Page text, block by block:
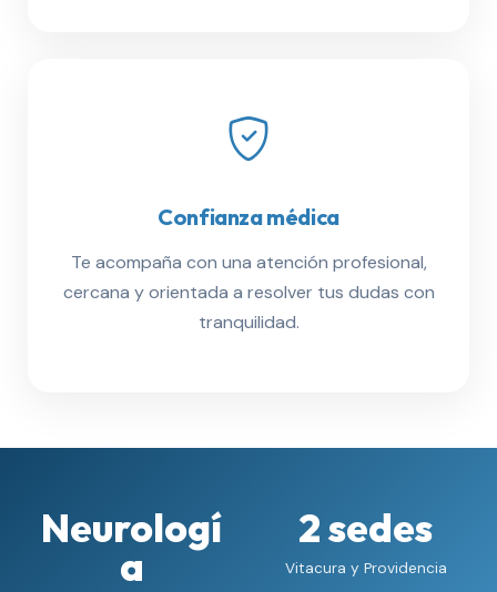
Confianza médica
Te acompaña con una atención profesional,
cercana y orientada a resolver tus dudas con
tranquilidad.
Neurologí
a
2 sedes
Vitacura y Providencia